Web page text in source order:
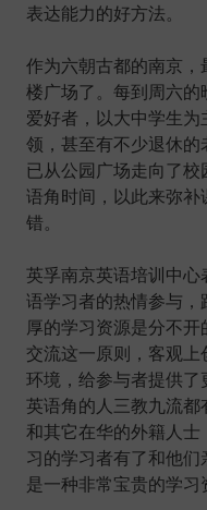
表达能力的好方法。
作为六朝古都的南京
楼广场了。每到周六
爱好者，以大中学生
领，甚至有不少退休
已从公园广场走向了
语角时间，以此来弥
错。
英孚南京英语培训中
语学习者的热情参与
厚的学习资源是分不
交流这一原则，客观
环境，给参与者提供
英语角的人三教九流
和其它在华的外籍人
习的学习者有了和他
是一种非常宝贵的学习